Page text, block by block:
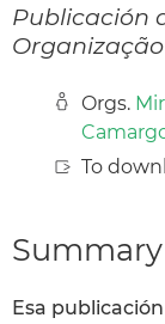
Publicación
Orgs.
To
Summary
Esa